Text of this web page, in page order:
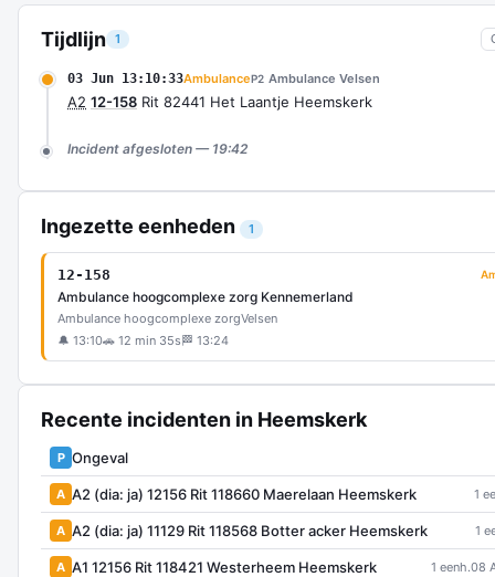
Tijdlijn 1
03 Jun 13:10:33AmbulanceP2 Ambulance Velsen
A2 12-158 Rit 82441 Het Laantje Heemskerk
Incident afgesloten — 19:42
Ingezette eenheden 1
12-158
Ambulance hoogcomplexe zorg Kennemerland
Ambulance hoogcomplexe zorgVelsen
🔔 13:10🚗 12 min 35s 🏁 13:24
Recente incidenten in Heemskerk
P Ongeval
A A2 (dia: ja) 12156 Rit 118660 Maerelaan Heemskerk 1
A A2 (dia: ja) 11129 Rit 118568 Botter acker Heemskerk 1
A A1 12156 Rit 118421 Westerheem Heemskerk 1 eenh.08